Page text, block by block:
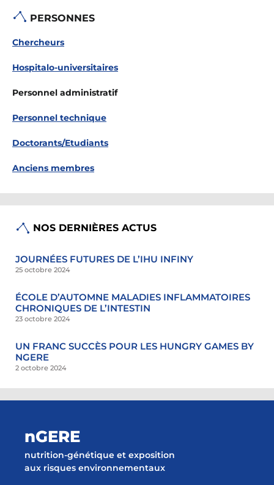
PERSONNES
Chercheurs
Hospitalo-universitaires
Personnel administratif
Personnel technique
Doctorants/Etudiants
Anciens membres
NOS DERNIÈRES ACTUS
JOURNÉES FUTURES DE L’IHU INFINY
25 octobre 2024
ÉCOLE D’AUTOMNE MALADIES INFLAMMATOIRES
CHRONIQUES DE L’INTESTIN
23 octobre 2024
UN FRANC SUCCÈS POUR LES HUNGRY GAMES BY
NGERE
2 octobre 2024
nGERE
nutrition-génétique et exposition
aux risques environnementaux